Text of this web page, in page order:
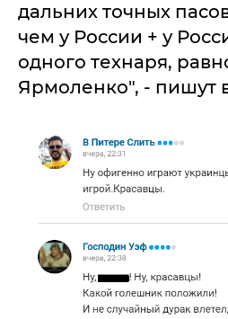
дальних точных
чем у России + у
одного технаря,
Ярмоленко", - пишут